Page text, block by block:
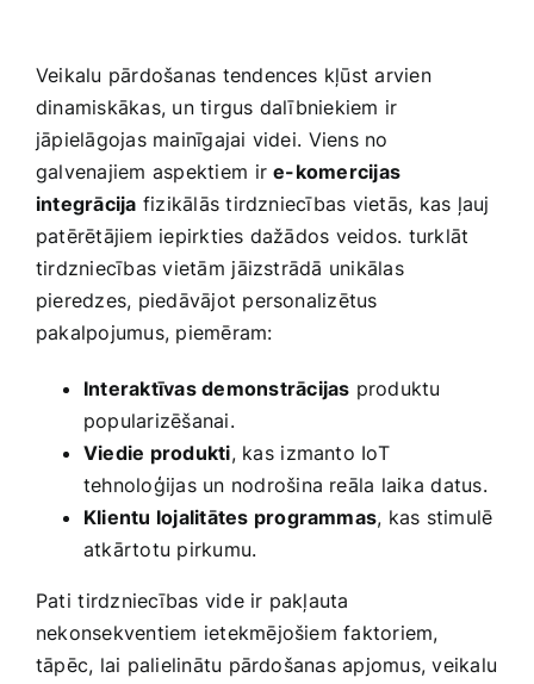
Veikalu pārdošanas tendences kļūst​ arvien
dinamiskākas, un tirgus dalībniekiem ir
jāpielāgojas mainīgajai videi. ⁣Viens no
galvenajiem aspektiem⁢ ire-komercijas
integrācija fizikālās tirdzniecības vietās, kas ļauj
patērētājiem iepirkties dažādos veidos. turklāt
tirdzniecības vietām⁣ jāizstrādā unikālas
pieredzes, piedāvājot personalizētus
pakalpojumus, piemēram:
Interaktīvas demonstrācijas produktu
popularizēšanai.
Viedie produkti, ‌kas ⁣izmanto IoT
tehnoloģijas un nodrošina reāla laika ⁢datus.
Klientu lojalitātes programmas, kas stimulē
atkārtotu pirkumu.
Pati⁤ tirdzniecības ​vide ​ir pakļauta
nekonsekventiem ietekmējošiem faktoriem,​
tāpēc, lai palielinātu pārdošanas apjomus, veikalu‌